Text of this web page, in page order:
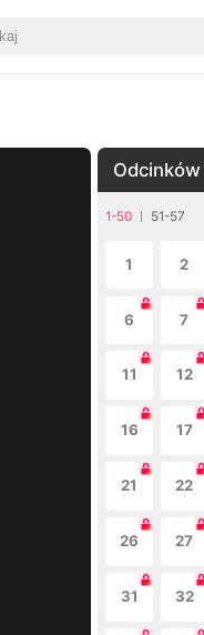
Odcinków
1-50 51-57
1 2
6 7
11 12
16 17
21 22
26 27
31 32